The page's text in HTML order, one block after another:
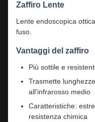
Zaffiro Lente
Lente endoscopica
fuso.
Vantaggi del zaffiro
Più sottile e
Trasmette
all'infrarosso medio
Caratteristiche:
resistenza chimica